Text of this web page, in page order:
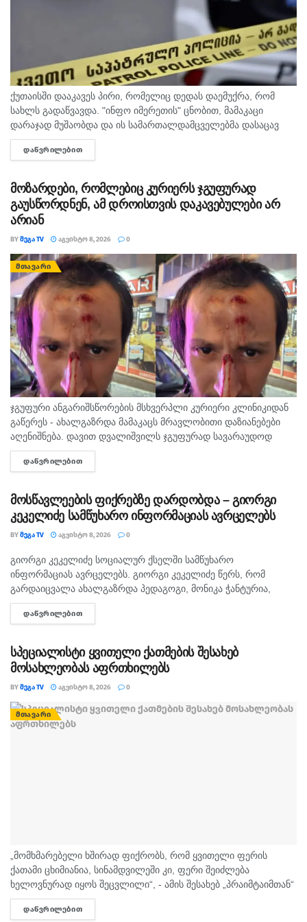
საავადმყოფოში 34 პაციენტი წევს. ტესტირება
ჩაუტარდა 19 პირს, აქედან 2-თან დადასტურდა
კორონავირუსი, 1-ის კვლევა ჯერჯერობით კიდევ
გრძელდება.
„ვისთანაც უარყოფითი პასუხია მიღებული, ნელ-ნელა
გადადიან საკარანტინო სივრცეში“, – აცხადებს
ეზუგბაია.
მისივე თქმით, 15 პაციენტიდან, რომელსაც
პირი ინფექციურ საავადმყოფოშია მოთავსებული.
ქუთაისში დააკავეს პირი, რომელიც დედას დაემუქრა, რომ
სახლს გადაწვავდა. "ინფო იმერეთის" ცნობით, მამაკაცი
დარაჯად მუშაობდა და ის სამართალდამცველებმა დასაცავ
ობიექტზე აიყვანეს. შსს-ს ინფორმაციით, დაკავებულს
სისხლის სამართლის კოდექსის 11 პრიმა...
ᲓᲐᲬᲕᲠᲘᲚᲔᲑᲘᲗ
მოზარდები, რომლებიც კურიერს ჯგუფურად
გაუსწორდნენ, ამ დროისთვის დაკავებულები არ
არიან
BYᲛᲔᲒᲐ TV ᲐᲒᲕᲘᲡᲢᲝ 8, 2026 0
ᲛᲗᲐᲕᲐᲠᲘ
ჯგუფური ანგარიშსწორების მსხვერპლი კურიერი კლინიკიდან
გაწერეს - ახალგაზრდა მამაკაცს მრავლობითი დაზიანებები
აღენიშნება. დავით დვალიშვილს ჯგუფურად სავარაუდოდ
ხუთამდე მოზარდი გუშინ გაუსწორდა. ჯერ-ჯერობით
თავდამსხმელების დაკავების შესახებ ინფორმაცია არ
სამეთვალყურეო...
ᲓᲐᲬᲕᲠᲘᲚᲔᲑᲘᲗ
მოსწავლეების ფიქრებზე დარდობდა – გიორგი
კეკელიძე სამწუხარო ინფორმაციას ავრცელებს
BYᲛᲔᲒᲐ TV ᲐᲒᲕᲘᲡᲢᲝ 8, 2026 0
ᲛᲗᲐᲕᲐᲠᲘ
გიორგი კეკელიძე სოციალურ ქსელში სამწუხარო
ინფორმაციას ავრცელებს. გიორგი კეკელიძე წერს, რომ
გარდაიცვალა ახალგაზრდა პედაგოგი, მონიკა ჭანტურია,
რომელიც თავისი მოსწავლეების მიმართ განსაკუთრებული
სიყვარულით გამოირჩეოდა. „არასდროს მგონებია, რომ აქ,
ᲓᲐᲬᲕᲠᲘᲚᲔᲑᲘᲗ
სპეციალისტი ყვითელი ქათმების შესახებ
მოსახლეობას აფრთხილებს
BYᲛᲔᲒᲐ TV ᲐᲒᲕᲘᲡᲢᲝ 8, 2026 0
ᲛᲗᲐᲕᲐᲠᲘ
„მომხმარებელი ხშირად ფიქრობს, რომ ყვითელი ფერის
ქათამი ცხიმიანია, სინამდვილეში კი, ფერი შეიძლება
ხელოვნურად იყოს შეცვლილი“, - ამის შესახებ „პრაიმტაიმთან“
სურსათის უვნებლობის სპეციალისტი, ირაკლი არაბული
საუბრობს. „ბაზარი ითხოვს, რომ ქათამი იყოს...
ᲓᲐᲬᲕᲠᲘᲚᲔᲑᲘᲗ